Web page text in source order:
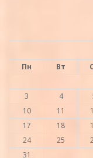
Пн Вт
3
4
10
11
17
18
24
25
31